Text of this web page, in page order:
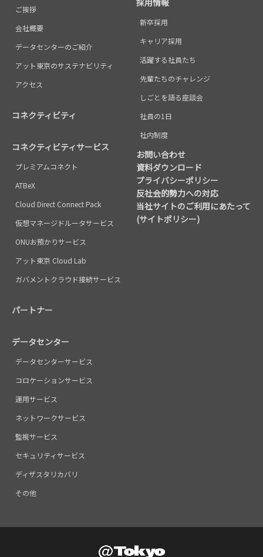
ご挨拶
会社概要
データセンターのご紹介
アット東京のサステナビリティ
アクセス
コネクティビティ
コネクティビティサービス
プレミアムコネクト
ATBeX
Cloud Direct Connect Pack
仮想マネージドルータサービス
ONUお預かりサービス
アット東京 Cloud Lab
ガバメントクラウド接続サービス
パートナー
データセンター
データセンターサービス
コロケーションサービス
運用サービス
ネットワークサービス
監視サービス
セキュリティサービス
ディザスタリカバリ
その他
採用情報
新卒採用
キャリア採用
活躍する社員たち
先輩たちのチャレンジ
しごとを語る座談会
社員の1日
社内制度
お問い合わせ
資料ダウンロード
プライバシーポリシー
反社会的勢力への対応
当社サイトのご利用にあたって
(サイトポリシー)